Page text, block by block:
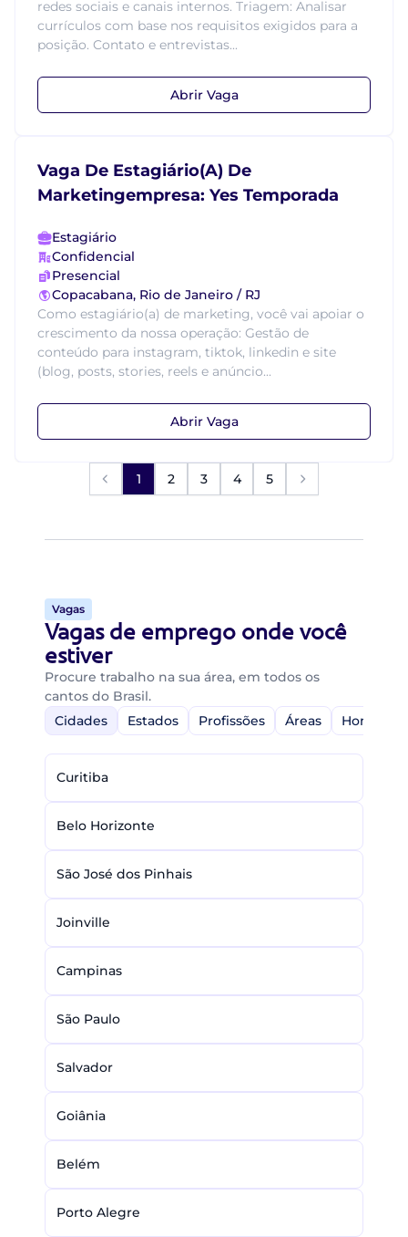
redes sociais e canais internos. Triagem: Analisar
currículos com base nos requisitos exigidos para a
posição. Contato e entrevistas...
Abrir Vaga
Vaga De Estagiário(A) De
Marketingempresa: Yes Temporada
Estagiário
Confidencial
Presencial
Copacabana, Rio de Janeiro / RJ
Como estagiário(a) de marketing, você vai apoiar o
crescimento da nossa operação: Gestão de
conteúdo para instagram, tiktok, linkedin e site
(blog, posts, stories, reels e anúncio...
Abrir Vaga
1 2 3 4 5
Vagas
Vagas de emprego onde você
estiver
Procure trabalho na sua área, em todos os
cantos do Brasil.
Cidades
Estados Profissões Áreas Home-
Curitiba
Belo Horizonte
São José dos Pinhais
Joinville
Campinas
São Paulo
Salvador
Goiânia
Belém
Porto Alegre